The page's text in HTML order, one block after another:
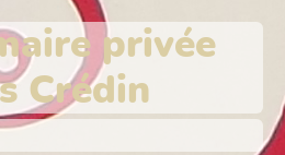
privée
Crédin